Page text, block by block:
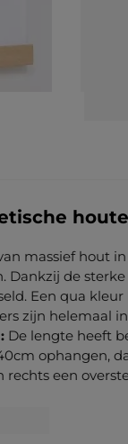
massief hout
Dankzij de
Een qua
zijn helemaal
De lengte heeft
ophangen,
een